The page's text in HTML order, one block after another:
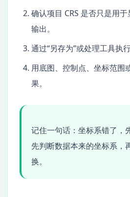
确认项目 CRS 是否只是用
输出。
通过“另存为”或处理工具执
用底图、控制点、坐标范围
果。
记住一句话：坐标系错了，
先判断数据本来的坐标系，
换。